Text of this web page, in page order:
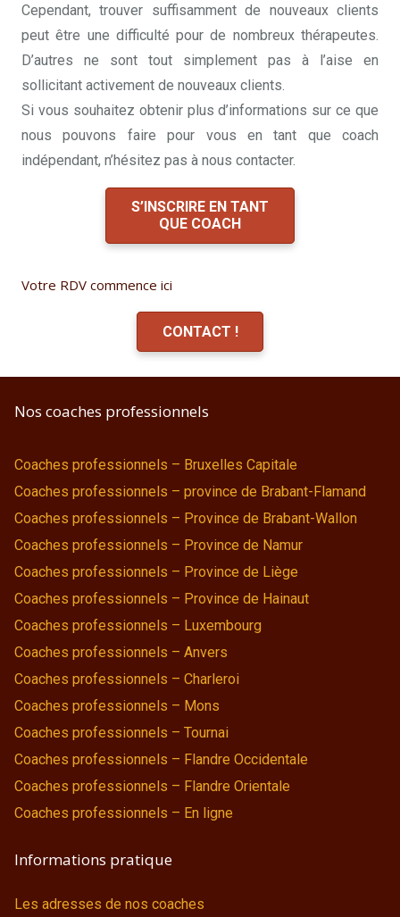
Cependant, trouver suffisamment de nouveaux clients
peut être une difficulté pour de nombreux thérapeutes.
D’autres ne sont tout simplement pas à l’aise en
sollicitant activement de nouveaux clients.
Si vous souhaitez obtenir plus d’informations sur ce que
nous pouvons faire pour vous en tant que coach
indépendant, n’hésitez pas à nous contacter.
S’INSCRIRE EN TANT
QUE COACH
Votre RDV commence ici
CONTACT !
Nos coaches professionnels
Coaches professionnels – Bruxelles Capitale
Coaches professionnels – province de Brabant-Flamand
Coaches professionnels – Province de Brabant-Wallon
Coaches professionnels – Province de Namur
Coaches professionnels – Province de Liège
Coaches professionnels – Province de Hainaut
Coaches professionnels – Luxembourg
Coaches professionnels – Anvers
Coaches professionnels – Charleroi
Coaches professionnels – Mons
Coaches professionnels – Tournai
Coaches professionnels – Flandre Occidentale
Coaches professionnels – Flandre Orientale
Coaches professionnels – En ligne
Informations pratique
Les adresses de nos coaches